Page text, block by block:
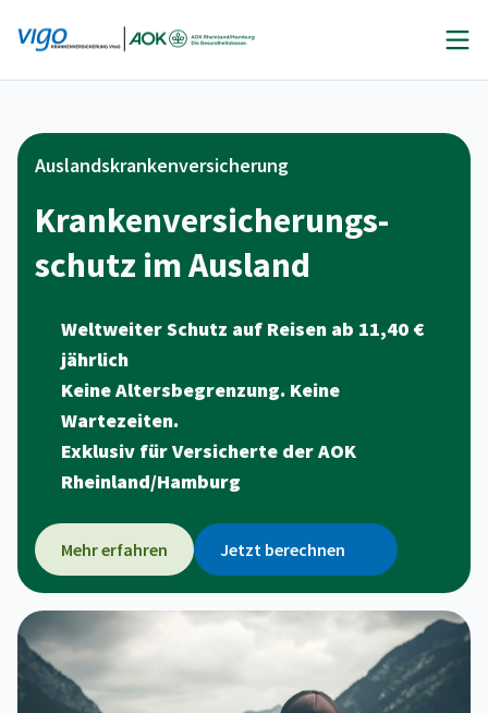
Inhalt
Auslandskrankenversicherung
Kranken­ver­sicherungs­
schutz im Ausland
Weltweiter Schutz auf Reisen ab 11,40 €
jährlich
Keine Altersbegrenzung. Keine
Wartezeiten.
Exklusiv für Versicherte der AOK
Rheinland/Hamburg
Mehr erfahren Jetzt berechnen